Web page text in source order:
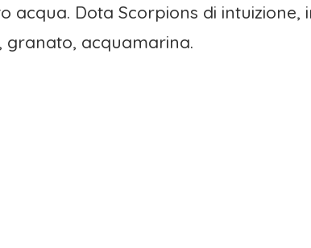
acqua. Dota Scorpions di intuizione,
granato, acquamarina.